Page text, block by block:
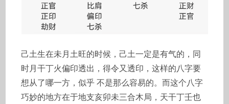
己土生在未月土旺的时候，己土一定是有气的，同
时月干丁火偏印透出，得令又透印，这样的八字要
想从了哪一方，似乎 不是那么容易的。而这个八字
巧妙的地方在于地支亥卯未三合木局，天干丁壬也